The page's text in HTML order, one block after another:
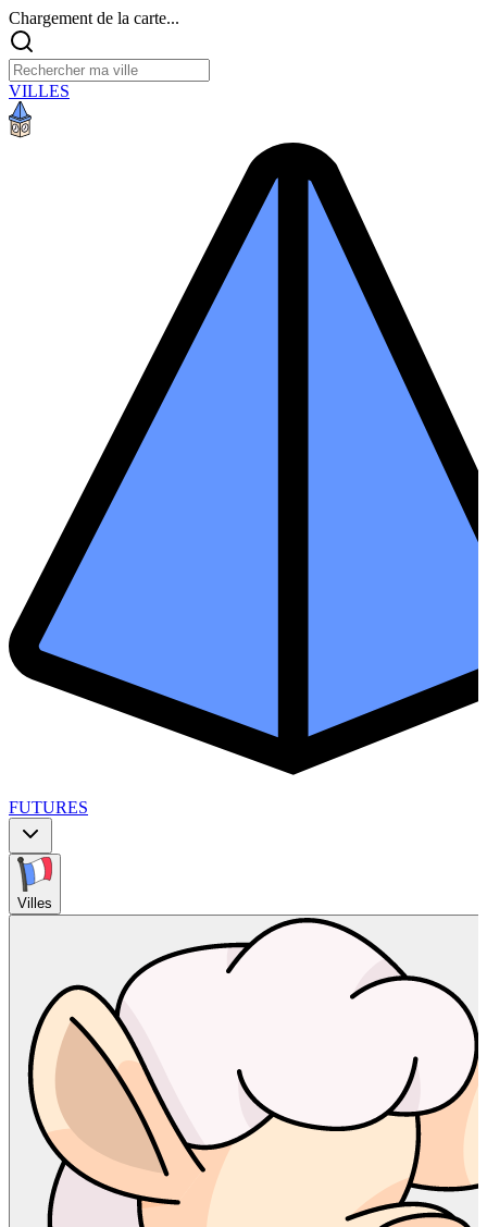
Chargement de la carte...
VILLES
FUTURES
Villes